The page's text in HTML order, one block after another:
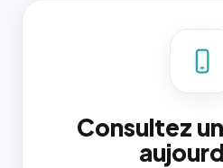
Consultez